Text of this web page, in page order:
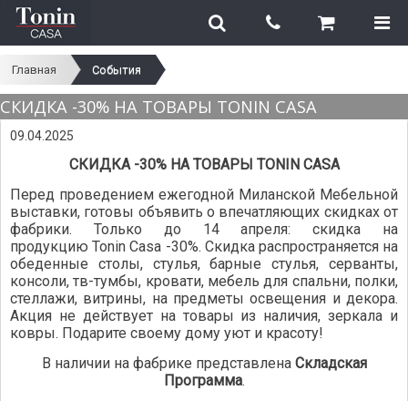
Главная События
СКИДКА -30% НА ТОВАРЫ TONIN CASA
09.04.2025
СКИДКА -30% НА ТОВАРЫ TONIN CASA
Перед проведением ежегодной Миланской Мебельной
выставки, готовы объявить о впечатляющих скидках от
фабрики. Только до 14 апреля: скидка на
продукцию Tonin Casa -30%. Скидка распространяется на
обеденные столы, стулья, барные стулья, серванты,
консоли, тв-тумбы, кровати, мебель для спальни, полки,
стеллажи, витрины, на предметы освещения и декора.
Акция не действует на товары из наличия, зеркала и
ковры. Подарите своему дому уют и красоту!
В наличии на фабрике представлена Складская
Программа.